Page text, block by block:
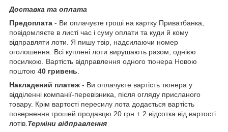
Доставка та оплата
Предоплата - Ви оплачуєте гроші на картку Приватбанка,
повідомляєте в листі час і суму оплати та куди й кому
відправляти лоти. Я пишу твір, надсилаючи номер
оголошення. Всі куплені лоти вирушають разом, однією
посилкою. Вартість відправлення одного тюнера Новою
поштою 40 гривень
Накладений платеж - Ви оплачуєте вартість тюнера у
відділенні компанії-перевізника, після огляду присланого
товару. Крім вартості пересилу лота додається вартість
повернення грошей продавцю 20 грн + 2 відсотка від вартості
лотів. Терміни відправлення